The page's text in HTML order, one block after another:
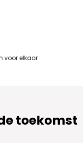
voor elkaar
toekomst